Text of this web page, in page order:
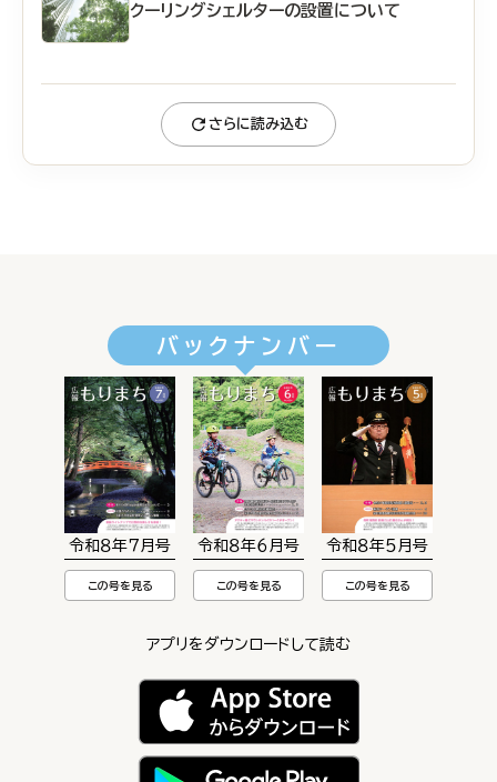
クーリングシェルターの設置について
さらに読み込む
バックナンバー
令和８年７月号
この号を見る
令和８年６月号
この号を見る
令和８年５月号
この号を見る
アプリをダウンロードして読む